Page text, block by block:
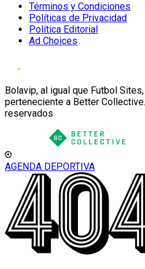
Términos y Condiciones
Políticas de Privacidad
Política Editorial
Ad Choices
Bolavip, al igual que Futbol
perteneciente a Better
reservados
AGENDA DEPORTIVA